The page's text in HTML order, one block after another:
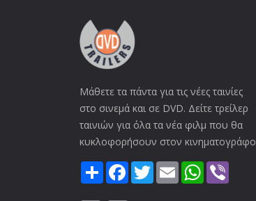
Μάθετε τα πάντα για τις νέες ταινίες
στο σινεμά και σε DVD. Δείτε τρείλερ
ταινιών για όλα τα νέα φιλμ που θα
κυκλοφορήσουν στον κινηματογράφο
ShareFacebook
TwitterEmail WhatsApp